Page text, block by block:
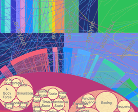
层次关系用矩形之间的相互嵌套隐
又按照相应节点的子节点递归的